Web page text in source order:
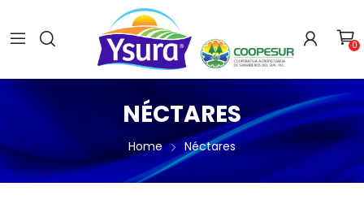
0
NÉCTARES
Home Néctares